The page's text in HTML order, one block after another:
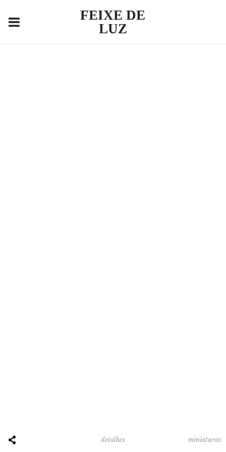
FEIXE DE
LUZ
detalhes miniaturas